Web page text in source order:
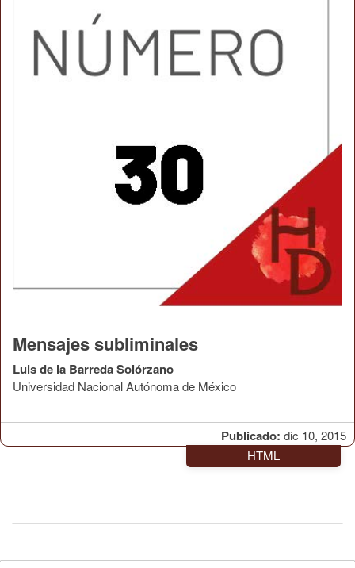
Publicado: dic 10, 2015
Mensajes subliminales
Luis de la Barreda Solórzano
Universidad Nacional Autónoma de México
HTML